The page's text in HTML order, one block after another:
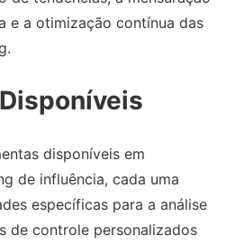
e a otimização contínua das
disponíveis em
de influência, cada uma
específicas para a análise
de controle personalizados